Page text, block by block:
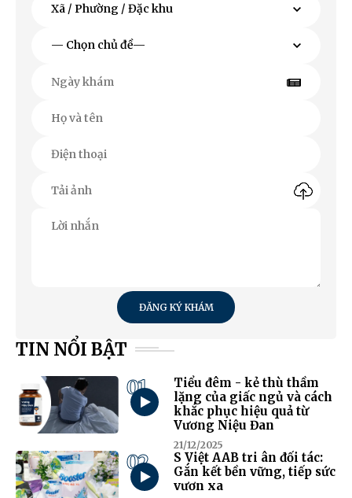
ĐĂNG KÝ KHÁM
TIN NỔI BẬT
01
Tiểu đêm - kẻ thù thầm
lặng của giấc ngủ và cách
khắc phục hiệu quả từ
Vương Niệu Đan
21/12/2025
02
S Việt AAB tri ân đối tác:
Gắn kết bền vững, tiếp sức
vươn xa